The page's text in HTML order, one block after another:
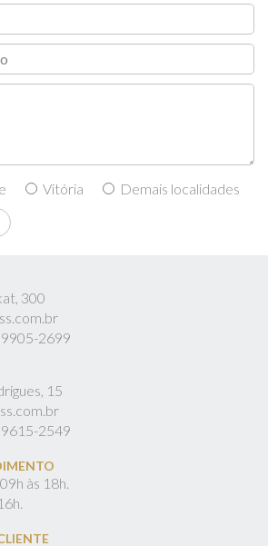
Vitória Demais localidades
300
2699
15
2549
às 18h.